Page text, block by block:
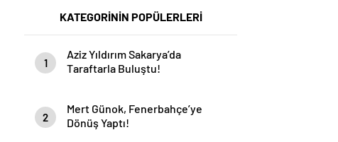
KATEGORİNİN POPÜLERLERİ
1
Aziz Yıldırım Sakarya’da
Taraftarla Buluştu!
2
Mert Günok, Fenerbahçe’ye
Dönüş Yaptı!